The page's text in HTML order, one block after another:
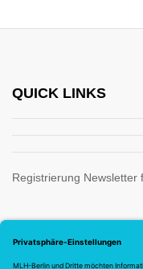
QUICK LINKS
Registrierung Newsletter
Wir verwenden sichere